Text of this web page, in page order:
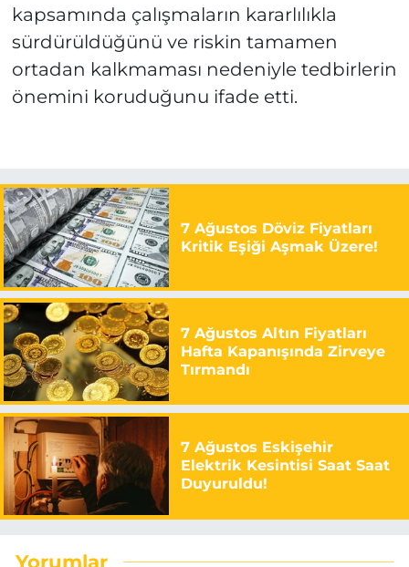
kapsamında çalışmaların kararlılıkla
sürdürüldüğünü ve riskin tamamen
ortadan kalkmaması nedeniyle tedbirlerin
önemini koruduğunu ifade etti.
7 Ağustos Döviz Fiyatları
Kritik Eşiği Aşmak Üzere!
7 Ağustos Altın Fiyatları
Hafta Kapanışında Zirveye
Tırmandı
7 Ağustos Eskişehir
Elektrik Kesintisi Saat Saat
Duyuruldu!
Yorumlar